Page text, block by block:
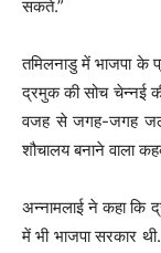
सकते.”
तमिलनाडु में भाजपा के
द्रमुक की सोच चेन्नई
वजह से जगह-जगह
शौचालय बनाने वाला
अन्नामलाई ने कहा कि
में भी भाजपा सरकार